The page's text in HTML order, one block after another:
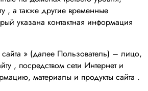
, а также другие временные
указана контактная информация
» (далее Пользователь) – лицо,
, посредством сети Интернет и
материалы и продукты сайта .